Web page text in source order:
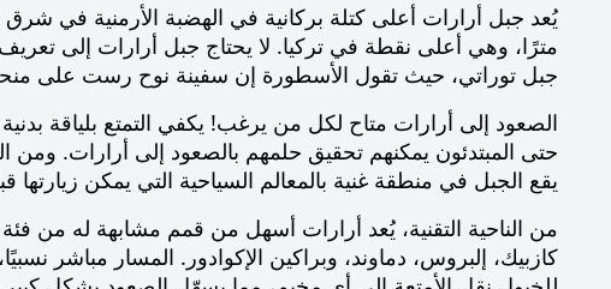
مترًا، وهي أعلى نقطة في تركيا. لا يحتاج جبل أرارات إلى
جبل توراتي، حيث تقول الأسطورة إن سفينة نوح رست على
الصعود إلى أرارات متاح لكل من يرغب! يكفي التمتع بلياقة
حتى المبتدئون يمكنهم تحقيق حلمهم بالصعود إلى أرارات. ومن
يقع الجبل في منطقة غنية بالمعالم السياحية التي يمكن زيارتها
من الناحية التقنية، يُعد أرارات أسهل من قمم مشابهة له من
كازبيك، إلبروس، دماوند، وبراكين الإكوادور. المسار مباشر